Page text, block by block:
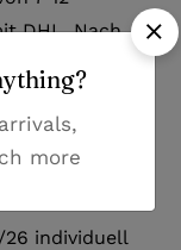
DHL. Nach
Ihre Lieferung
individuell
more